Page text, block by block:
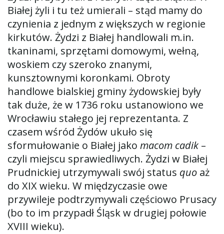
Białej żyli i tu też umierali – stąd mamy do
czynienia z jednym z większych w regionie
kirkutów. Żydzi z Białej handlowali m.in.
tkaninami, sprzętami domowymi, wełną,
woskiem czy szeroko znanymi,
kunsztownymi koronkami. Obroty
handlowe bialskiej gminy żydowskiej były
tak duże, że w 1736 roku ustanowiono we
Wrocławiu stałego jej reprezentanta. Z
czasem wśród Żydów ukuło się
sformułowanie o Białej jako macom cadik –
czyli miejscu sprawiedliwych. Żydzi w Białej
Prudnickiej utrzymywali swój status quo aż
do XIX wieku. W międzyczasie owe
przywileje podtrzymywali częściowo Prusacy
(bo to im przypadł Śląsk w drugiej połowie
XVIII wieku).